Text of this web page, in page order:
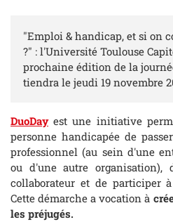
"Emploi & handicap, et si on
?" : l'Université Toulouse
prochaine édition de la
tiendra le jeudi 19 novembre
DuoDayest une initiative
personne handicapée de
professionnel (au sein d'une
ou d'une autre organisation),
collaborateur et de participer
Cette démarche a vocation à
les préjugés.